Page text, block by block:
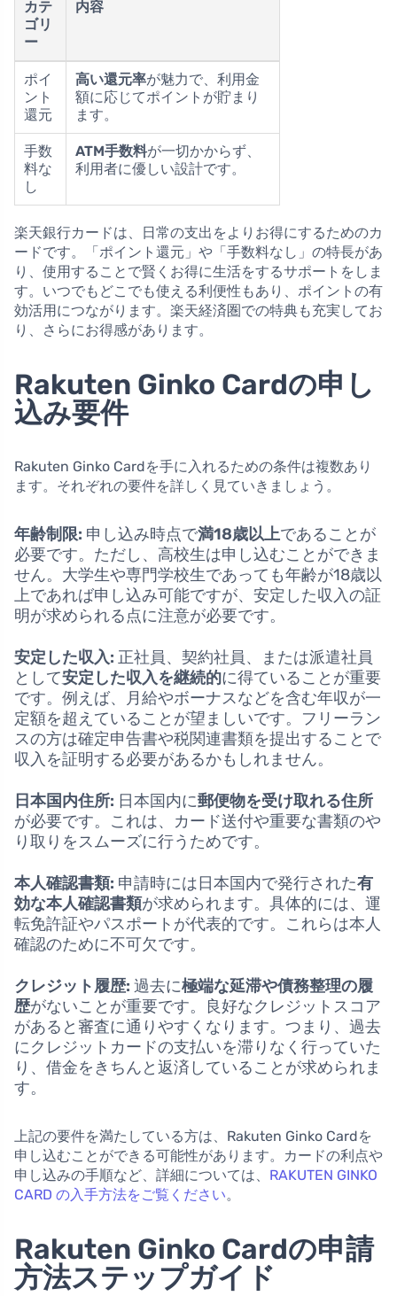
カテ
ゴリ
ー
内容
ポイ
ント
還元
高い還元率が魅力で、利用金
額に応じてポイントが貯まり
ます。
手数
料な
し
ATM手数料が一切かからず、
利用者に優しい設計です。
楽天銀行カードは、日常の支出をよりお得にするためのカ
ードです。「ポイント還元」や「手数料なし」の特長があ
り、使用することで賢くお得に生活をするサポートをしま
す。いつでもどこでも使える利便性もあり、ポイントの有
効活用につながります。楽天経済圏での特典も充実してお
り、さらにお得感があります。
Rakuten Ginko Cardの申し
込み要件
Rakuten Ginko Cardを手に入れるための条件は複数あり
ます。それぞれの要件を詳しく見ていきましょう。
年齢制限: 申し込み時点で満18歳以上であることが
必要です。ただし、高校生は申し込むことができま
せん。大学生や専門学校生であっても年齢が18歳以
上であれば申し込み可能ですが、安定した収入の証
明が求められる点に注意が必要です。
安定した収入: 正社員、契約社員、または派遣社員
として安定した収入を継続的に得ていることが重要
です。例えば、月給やボーナスなどを含む年収が一
定額を超えていることが望ましいです。フリーラン
スの方は確定申告書や税関連書類を提出することで
収入を証明する必要があるかもしれません。
日本国内住所: 日本国内に郵便物を受け取れる住所
が必要です。これは、カード送付や重要な書類のや
り取りをスムーズに行うためです。
本人確認書類: 申請時には日本国内で発行された有
効な本人確認書類が求められます。具体的には、運
転免許証やパスポートが代表的です。これらは本人
確認のために不可欠です。
クレジット履歴: 過去に極端な延滞や債務整理の履
歴がないことが重要です。良好なクレジットスコア
があると審査に通りやすくなります。つまり、過去
にクレジットカードの支払いを滞りなく行っていた
り、借金をきちんと返済していることが求められま
す。
上記の要件を満たしている方は、Rakuten Ginko Cardを
申し込むことができる可能性があります。カードの利点や
申し込みの手順など、詳細については、 RAKUTEN GINKO
CARD の入手方法をご覧ください。
Rakuten Ginko Cardの申請
方法ステップガイド